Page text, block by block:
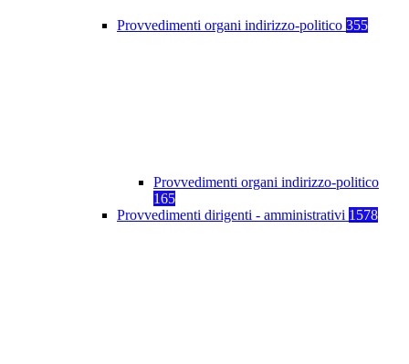
Provvedimenti organi indirizzo-politico 355
Provvedimenti organi indirizzo-politico
165
Provvedimenti dirigenti - amministrativi 1578